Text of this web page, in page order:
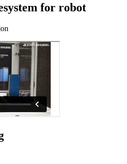
for robot